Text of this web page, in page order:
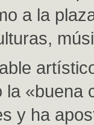
a la
la «buena
y ha